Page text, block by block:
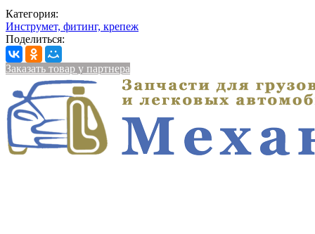
Категория:
Инструмет, фитинг, крепеж
Поделиться:
Заказать товар у партнера